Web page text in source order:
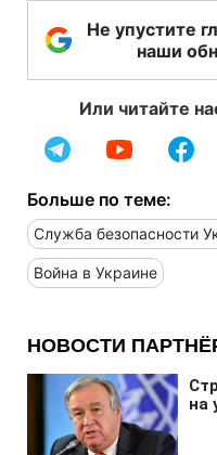
Не упустите
наши
Или читайте
Больше по теме:
Служба безопасности
Война в Украине